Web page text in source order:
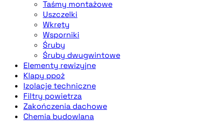
Taśmy montażowe
Uszczelki
Wkręty
Wsporniki
Śruby
Śruby dwugwintowe
Elementy rewizyjne
Klapy ppoż
Izolacje techniczne
Filtry powietrza
Zakończenia dachowe
Chemia budowlana